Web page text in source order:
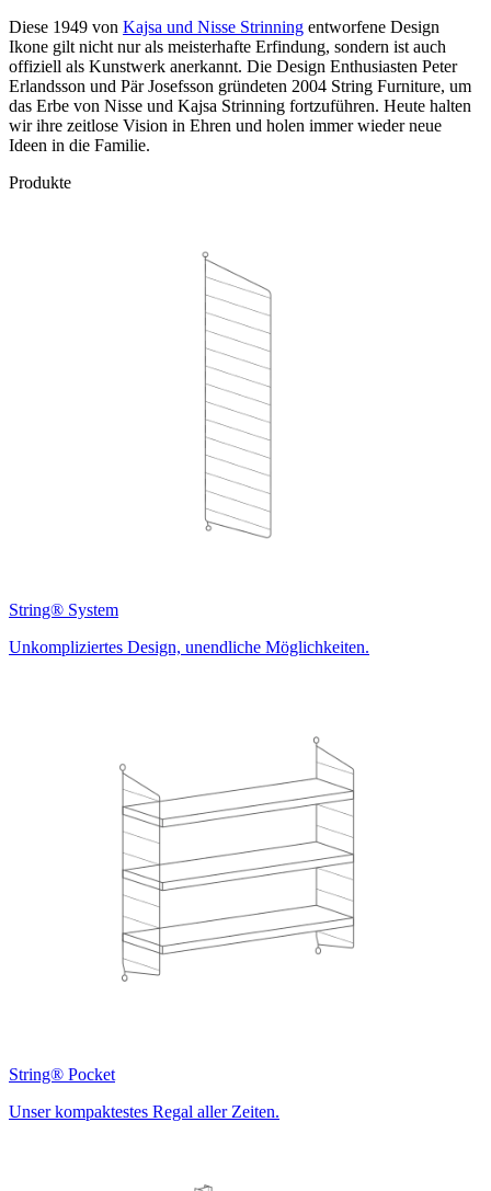
Diese 1949 von Kajsa und Nisse Strinning entworfene Design
Ikone gilt nicht nur als meisterhafte Erfindung, sondern ist auch
offiziell als Kunstwerk anerkannt. Die Design Enthusiasten Peter
Erlandsson und Pär Josefsson gründeten 2004 String Furniture, um
das Erbe von Nisse und Kajsa Strinning fortzuführen. Heute halten
wir ihre zeitlose Vision in Ehren und holen immer wieder neue
Ideen in die Familie.
Produkte
String® System
Unkompliziertes Design, unendliche Möglichkeiten.
String® Pocket
Unser kompaktestes Regal aller Zeiten.